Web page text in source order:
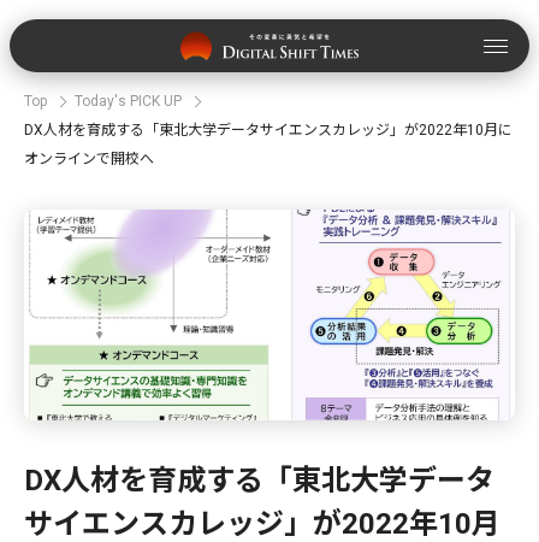
Top
Today's PICK UP
DX人材を育成する「東北大学データサイエンスカレッジ」が2022年10月に
オンラインで開校へ
DX人材を育成する「東北大学データ
サイエンスカレッジ」が2022年10月